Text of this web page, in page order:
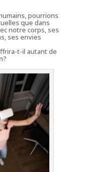
pourrions
que dans
notre corps, ses
ses envies
t-il autant de